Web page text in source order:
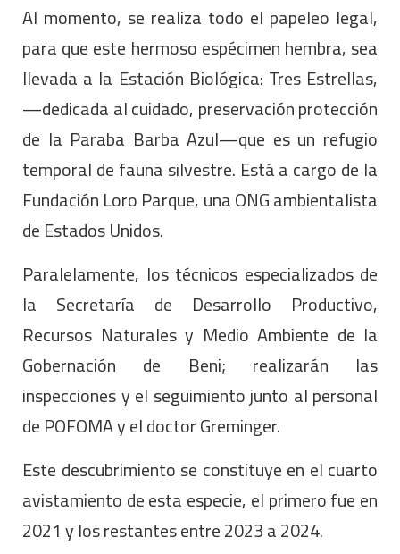
Al momento, se realiza todo el papeleo legal,
para que este hermoso espécimen hembra, sea
llevada a la Estación Biológica: Tres Estrellas,
—dedicada al cuidado, preservación protección
de la Paraba Barba Azul—que es un refugio
temporal de fauna silvestre. Está a cargo de la
Fundación Loro Parque, una ONG ambientalista
de Estados Unidos.
Paralelamente, los técnicos especializados de
la Secretaría de Desarrollo Productivo,
Recursos Naturales y Medio Ambiente de la
Gobernación de Beni; realizarán las
inspecciones y el seguimiento junto al personal
de POFOMA y el doctor Greminger.
Este descubrimiento se constituye en el cuarto
avistamiento de esta especie, el primero fue en
2021 y los restantes entre 2023 a 2024.